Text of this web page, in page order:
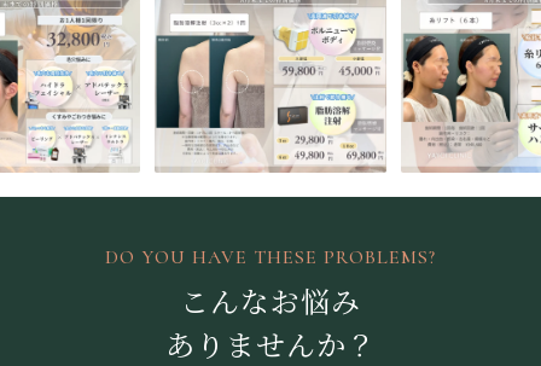
DO YOU HAVE THESE PROBLEMS?
こんなお悩み
ありませんか？